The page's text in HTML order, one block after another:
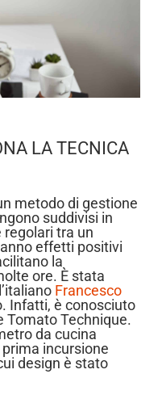
LA TECNICA
metodo di gestione
suddivisi in
regolari tra un
effetti positivi
la
ore. È stata
Francesco
Infatti, è conosciuto
Tomato Technique.
da cucina
incursione
design è stato